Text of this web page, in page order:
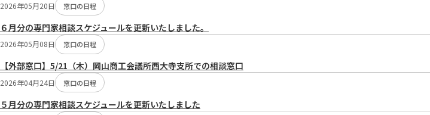
2026年05月20日 窓口の日程
６月分の専門家相談スケジュールを更新いたしました。
2026年05月08日 窓口の日程
【外部窓口】5/21（木）岡山商工会議所西大寺支所での相談窓口
2026年04月24日 窓口の日程
５月分の専門家相談スケジュールを更新いたしました